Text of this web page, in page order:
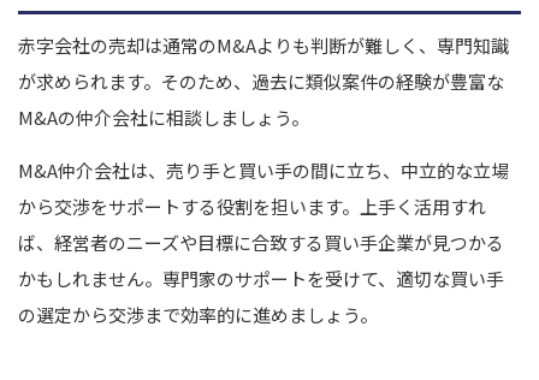
赤字会社の売却は通常のM&Aよりも判断が難しく、専門知識
が求められます。そのため、過去に類似案件の経験が豊富な
M&Aの仲介会社に相談しましょう。
M&A仲介会社は、売り手と買い手の間に立ち、中立的な立場
から交渉をサポートする役割を担います。上手く活用すれ
ば、経営者のニーズや目標に合致する買い手企業が見つかる
かもしれません。専門家のサポートを受けて、適切な買い手
の選定から交渉まで効率的に進めましょう。